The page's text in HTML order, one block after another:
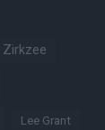
Lee Grant